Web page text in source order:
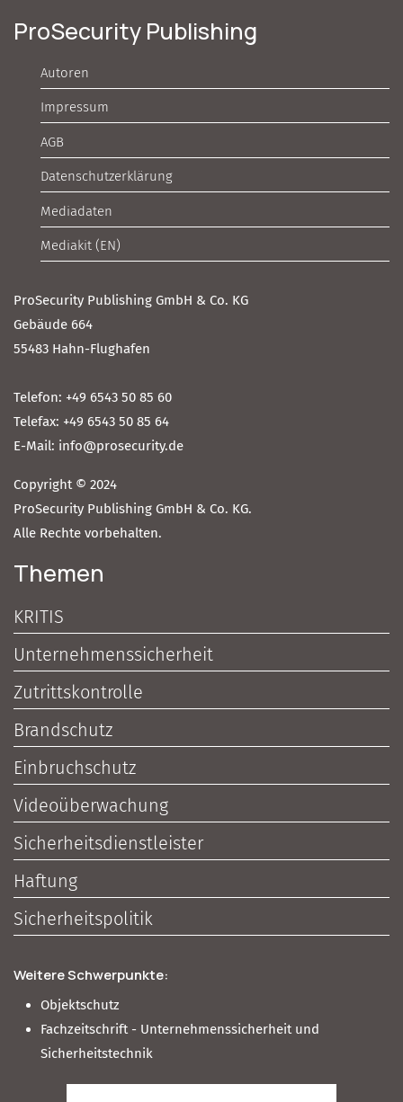
ProSecurity Publishing
Autoren
Impressum
AGB
Datenschutzerklärung
Mediadaten
Mediakit (EN)
ProSecurity Publishing GmbH & Co. KG
Gebäude 664
55483 Hahn-Flughafen
Telefon: +49 6543 50 85 60
Telefax: +49 6543 50 85 64
E-Mail: info@prosecurity.de
Copyright © 2024
ProSecurity Publishing GmbH & Co. KG.
Alle Rechte vorbehalten.
Themen
KRITIS
Unternehmenssicherheit
Zutrittskontrolle
Brandschutz
Einbruchschutz
Videoüberwachung
Sicherheitsdienstleister
Haftung
Sicherheitspolitik
Weitere Schwerpunkte:
Objektschutz
Fachzeitschrift - Unternehmenssicherheit und
Sicherheitstechnik